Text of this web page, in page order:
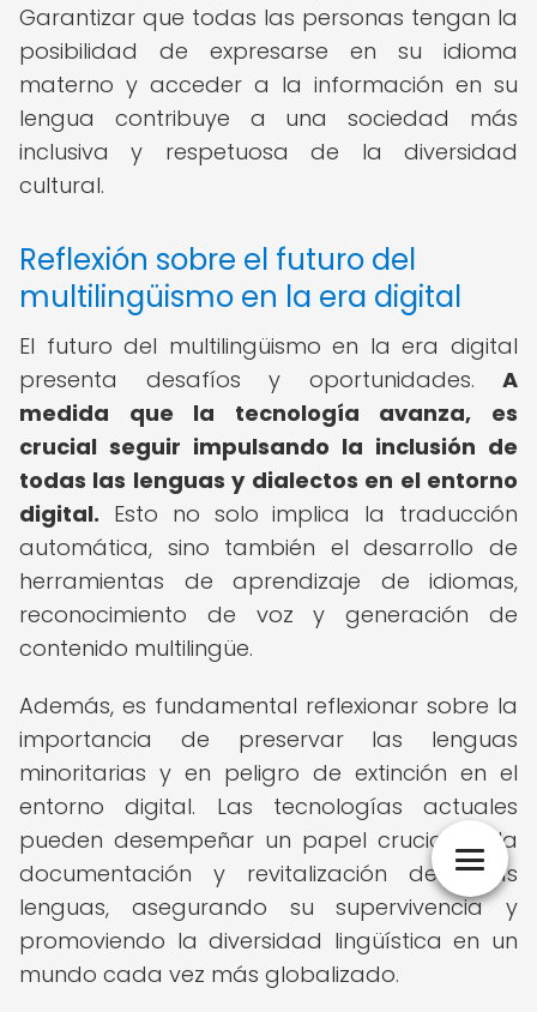
Garantizar que todas las personas tengan la
posibilidad de expresarse en su idioma
materno y acceder a la información en su
lengua contribuye a una sociedad más
inclusiva y respetuosa de la diversidad
cultural.
Reflexión sobre el futuro del
multilingüismo en la era digital
El futuro del multilingüismo en la era digital
presenta desafíos y oportunidades. A
medida que la tecnología avanza, es
crucial seguir impulsando la inclusión de
todas las lenguas y dialectos en el entorno
digital. Esto no solo implica la traducción
automática, sino también el desarrollo de
herramientas de aprendizaje de idiomas,
reconocimiento de voz y generación de
contenido multilingüe.
Además, es fundamental reflexionar sobre la
importancia de preservar las lenguas
minoritarias y en peligro de extinción en el
entorno digital. Las tecnologías actuales
pueden desempeñar un papel crucial en la
documentación y revitalización de estas
lenguas, asegurando su supervivencia y
promoviendo la diversidad lingüística en un
mundo cada vez más globalizado.